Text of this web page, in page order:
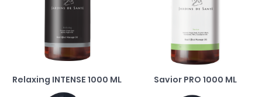
Relaxing INTENSE 1000 ML Savior PRO 1000 ML